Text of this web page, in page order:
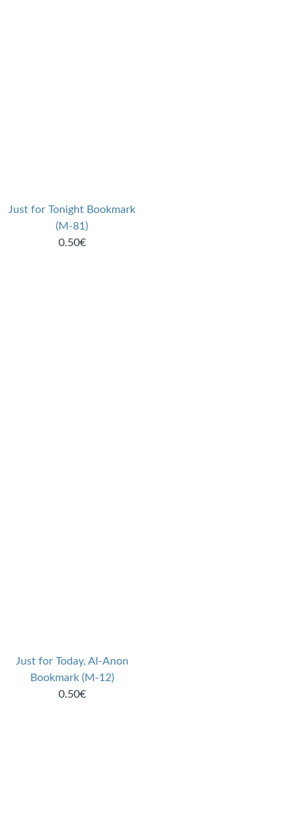
Just for Tonight Bookmark
(M-81)
0.50€
Just for Today, Al-Anon
Bookmark (M-12)
0.50€